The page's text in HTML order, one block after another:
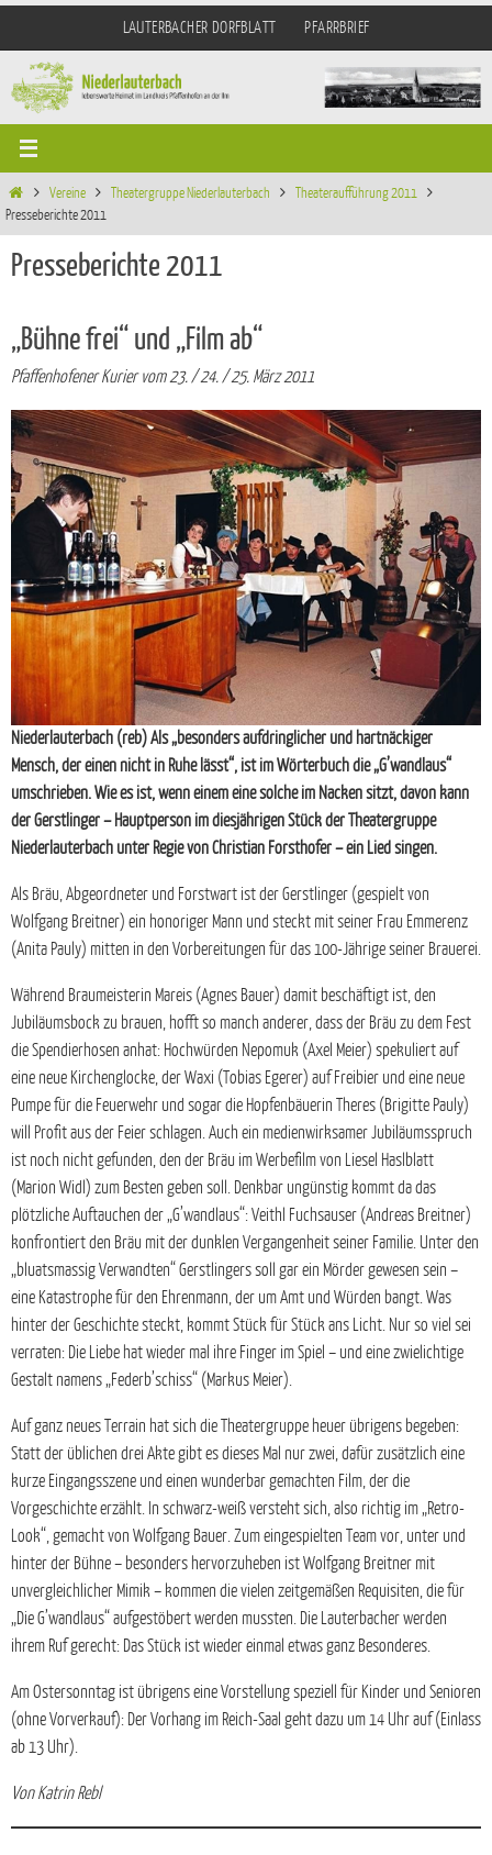
springen
LAUTERBACHER DORFBLATT PFARRBRIEF
StartVereine Theatergruppe Niederlauterbach
Theateraufführung 2011
Presseberichte 2011
Presseberichte 2011
„Bühne frei“ und „Film ab“
Pfaffenhofener Kurier vom 23. / 24. / 25. März 2011
Niederlauterbach (reb) Als „besonders aufdringlicher und hartnäckiger
Mensch, der einen nicht in Ruhe lässt“, ist im Wörterbuch die „G’wandlaus“
umschrieben. Wie es ist, wenn einem eine solche im Nacken sitzt, davon kann
der Gerstlinger – Hauptperson im diesjährigen Stück der Theatergruppe
Niederlauterbach unter Regie von Christian Forsthofer – ein Lied singen.
Als Bräu, Abgeordneter und Forstwart ist der Gerstlinger (gespielt von
Wolfgang Breitner) ein honoriger Mann und steckt mit seiner Frau Emmerenz
(Anita Pauly) mitten in den Vorbereitungen für das 100-Jährige seiner Brauerei.
Während Braumeisterin Mareis (Agnes Bauer) damit beschäftigt ist, den
Jubiläumsbock zu brauen, hofft so manch anderer, dass der Bräu zu dem Fest
die Spendierhosen anhat: Hochwürden Nepomuk (Axel Meier) spekuliert auf
eine neue Kirchenglocke, der Waxi (Tobias Egerer) auf Freibier und eine neue
Pumpe für die Feuerwehr und sogar die Hopfenbäuerin Theres (Brigitte Pauly)
will Profit aus der Feier schlagen. Auch ein medienwirksamer Jubiläumsspruch
ist noch nicht gefunden, den der Bräu im Werbefilm von Liesel Haslblatt
(Marion Widl) zum Besten geben soll. Denkbar ungünstig kommt da das
plötzliche Auftauchen der „G’wandlaus“: Veithl Fuchsauser (Andreas Breitner)
konfrontiert den Bräu mit der dunklen Vergangenheit seiner Familie. Unter den
„bluatsmassig Verwandten“ Gerstlingers soll gar ein Mörder gewesen sein –
eine Katastrophe für den Ehrenmann, der um Amt und Würden bangt. Was
hinter der Geschichte steckt, kommt Stück für Stück ans Licht. Nur so viel sei
verraten: Die Liebe hat wieder mal ihre Finger im Spiel – und eine zwielichtige
Gestalt namens „Federb’schiss“ (Markus Meier).
Auf ganz neues Terrain hat sich die Theatergruppe heuer übrigens begeben:
Statt der üblichen drei Akte gibt es dieses Mal nur zwei, dafür zusätzlich eine
kurze Eingangsszene und einen wunderbar gemachten Film, der die
Vorgeschichte erzählt. In schwarz-weiß versteht sich, also richtig im „Retro-
Look“, gemacht von Wolfgang Bauer. Zum eingespielten Team vor, unter und
hinter der Bühne – besonders hervorzuheben ist Wolfgang Breitner mit
unvergleichlicher Mimik – kommen die vielen zeitgemäßen Requisiten, die für
„Die G’wandlaus“ aufgestöbert werden mussten. Die Lauterbacher werden
ihrem Ruf gerecht: Das Stück ist wieder einmal etwas ganz Besonderes.
Am Ostersonntag ist übrigens eine Vorstellung speziell für Kinder und Senioren
(ohne Vorverkauf): Der Vorhang im Reich-Saal geht dazu um 14 Uhr auf (Einlass
ab 13 Uhr).
Von Katrin Rebl